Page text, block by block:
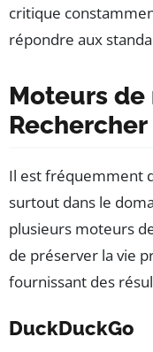
critique
répondre aux
Moteurs de
Il est fréquemment
surtout dans le
plusieurs moteurs
de préserver la vie
fournissant des
DuckDuckGo